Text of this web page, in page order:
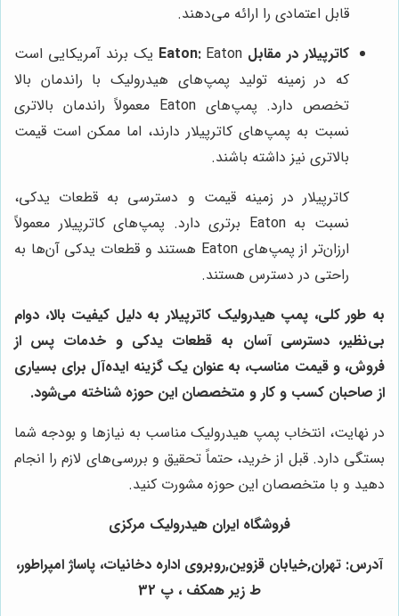
قابل اعتمادی را ارائه می‌دهند.
کاترپیلار در مقابل Eaton:
Eaton یک برند آمریکایی است
که در زمینه تولید پمپ‌های هیدرولیک با راندمان بالا
تخصص دارد. پمپ‌های Eaton معمولاً راندمان بالاتری
نسبت به پمپ‌های کاترپیلار دارند، اما ممکن است قیمت
بالاتری نیز داشته باشند.
کاترپیلار در زمینه قیمت و دسترسی به قطعات یدکی،
نسبت به Eaton برتری دارد. پمپ‌های کاترپیلار معمولاً
ارزان‌تر از پمپ‌های Eaton هستند و قطعات یدکی آن‌ها به
راحتی در دسترس هستند.
به طور کلی، پمپ هیدرولیک کاترپیلار به دلیل کیفیت بالا، دوام
بی‌نظیر، دسترسی آسان به قطعات یدکی و خدمات پس از
فروش، و قیمت مناسب، به عنوان یک گزینه ایده‌آل برای بسیاری
از صاحبان کسب و کار و متخصصان این حوزه شناخته می‌شود.
در نهایت، انتخاب پمپ هیدرولیک مناسب به نیازها و بودجه شما
بستگی دارد. قبل از خرید، حتماً تحقیق و بررسی‌های لازم را انجام
دهید و با متخصصان این حوزه مشورت کنید.
فروشگاه ایران هیدرولیک مرکزی
آدرس: تهران,خیابان قزوین,روبروی اداره دخانیات، پاساژ امپراطور،
ط زیر همکف ، پ 32